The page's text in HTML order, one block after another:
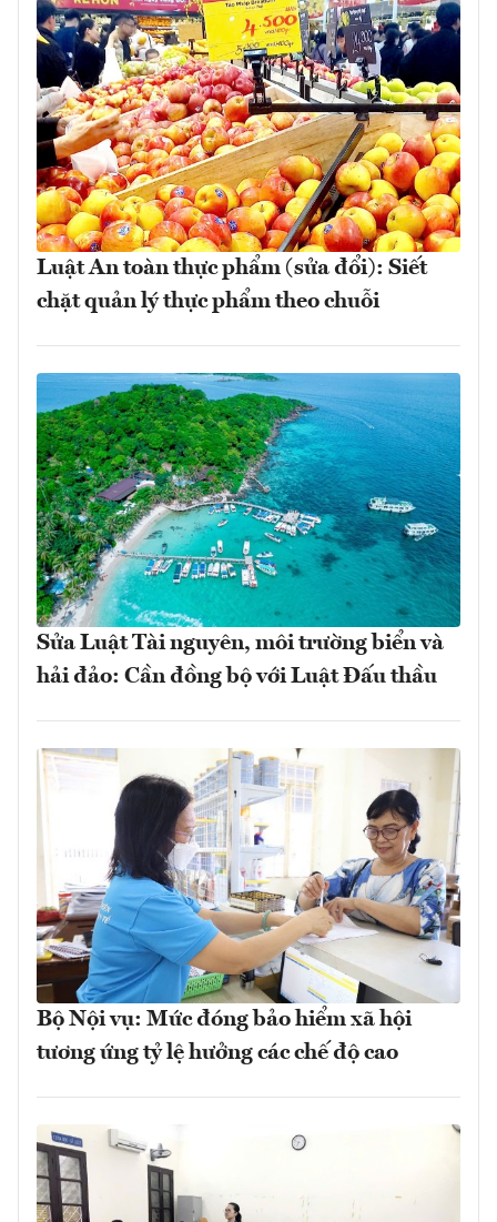
Luật An toàn thực phẩm (sửa đổi): Siết
chặt quản lý thực phẩm theo chuỗi
Sửa Luật Tài nguyên, môi trường biển và
hải đảo: Cần đồng bộ với Luật Đấu thầu
Bộ Nội vụ: Mức đóng bảo hiểm xã hội
tương ứng tỷ lệ hưởng các chế độ cao